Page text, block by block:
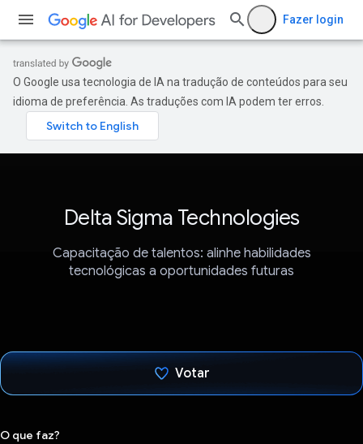
Fazer login
O Google usa tecnologia de IA na tradução de conteúdos para seu
idioma de preferência. As traduções com IA podem ter erros.
Delta Sigma Technologies
Capacitação de talentos: alinhe habilidades
tecnológicas a oportunidades futuras
Votar
O que faz?